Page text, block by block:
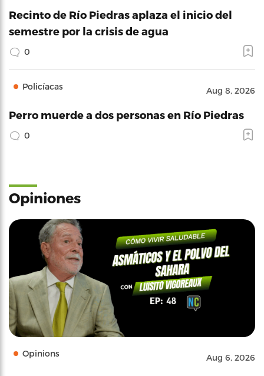
Recinto de Río Piedras aplaza el inicio del
semestre por la crisis de agua
0
Policíacas Aug 8, 2026
Perro muerde a dos personas en Río Piedras
0
Opiniones
Opinions Aug 6, 2026